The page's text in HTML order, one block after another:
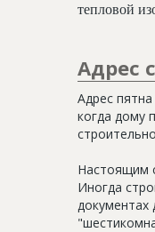
тепловой
Адрес
Адрес
когда дому
Настоящим
Иногда
документах